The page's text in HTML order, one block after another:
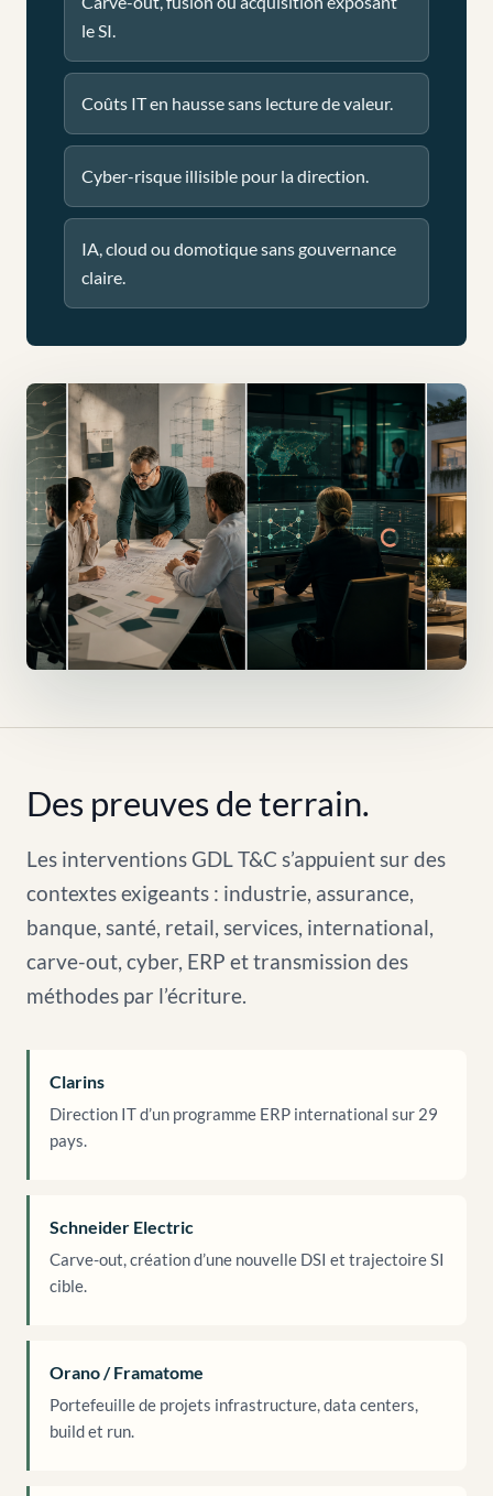
le SI.
Coûts IT en hausse sans lecture de valeur.
Cyber-risque illisible pour la direction.
IA, cloud ou domotique sans gouvernance
claire.
Des preuves de terrain.
Les interventions GDL T&C s’appuient sur des
contextes exigeants : industrie, assurance,
banque, santé, retail, services, international,
carve-out, cyber, ERP et transmission des
méthodes par l’écriture.
Clarins
Direction IT d’un programme ERP international sur 29
pays.
Schneider Electric
Carve-out, création d’une nouvelle DSI et trajectoire SI
cible.
Orano / Framatome
Portefeuille de projets infrastructure, data centers,
build et run.